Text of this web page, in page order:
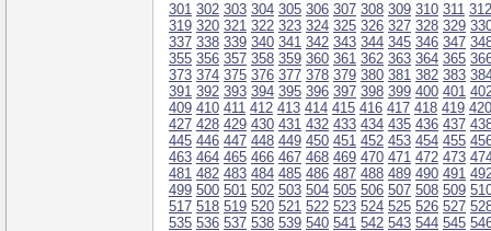
301 302 303 304 305 306 307 308 309 310 311 312
319 320 321 322 323 324 325 326 327 328 329
337 338 339 340 341 342 343 344 345 346 347
355 356 357 358 359 360 361 362 363 364 365
373 374 375 376 377 378 379 380 381 382 383
391 392 393 394 395 396 397 398 399 400 401
409 410 411 412 413 414 415 416 417 418 419 420
427 428 429 430 431 432 433 434 435 436 437
445 446 447 448 449 450 451 452 453 454 455
463 464 465 466 467 468 469 470 471 472 473
481 482 483 484 485 486 487 488 489 490 491
499 500 501 502 503 504 505 506 507 508 509
517 518 519 520 521 522 523 524 525 526 527
535 536 537 538 539 540 541 542 543 544 545